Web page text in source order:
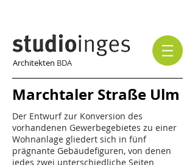
Architekten BDA
Marchtaler Straße Ulm
Der Entwurf zur Konversion des
vorhandenen Gewerbegebietes zu einer
Wohnanlage gliedert sich in fünf
prägnante Gebäudefiguren, von denen
jedes zwei unterschiedliche Seiten